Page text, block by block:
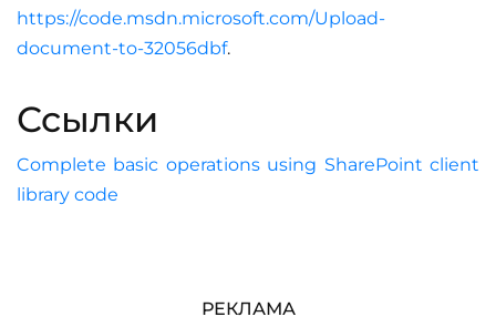
https://code.msdn.microsoft.com/Upload-
document-to-32056dbf.
Ссылки
Complete basic operations using SharePoint client
library code
РЕКЛАМА